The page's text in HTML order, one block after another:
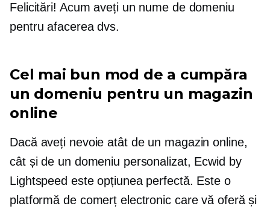
Felicitări! Acum aveți un nume de domeniu
pentru afacerea dvs.
Cel mai bun mod de a cumpăra
un domeniu pentru un magazin
online
Dacă aveți nevoie atât de un magazin online,
cât și de un domeniu personalizat, Ecwid by
Lightspeed este opțiunea perfectă. Este o
platformă de comerț electronic care vă oferă și